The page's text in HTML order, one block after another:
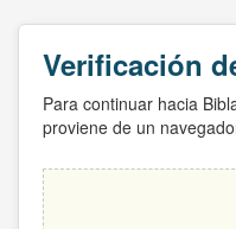
Verificación
Para continuar hacia
proviene de un